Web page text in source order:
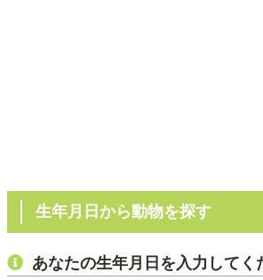
生年月日から動物を探す
あなたの生年月日を入力してく